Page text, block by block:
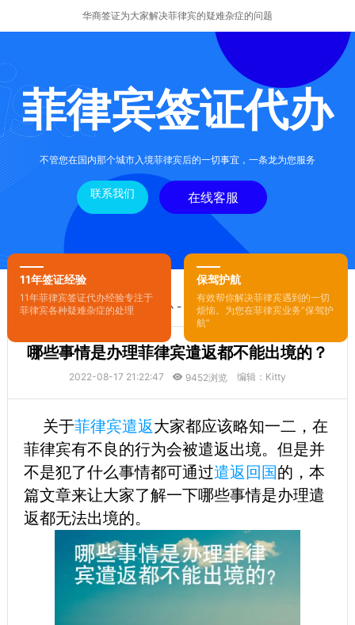
华商签证为大家解决菲律宾的疑难杂症的问题
菲律宾签证代办
不管您在国内那个城市入境菲律宾后的一切事宜，一条龙为您服务
联系我们 在线客服
11年签证经验
11年菲律宾签证代办经验专注于
菲律宾各种疑难杂症的处理
保驾护航
有效帮你解决菲律宾遇到的一切
烦恼。为您在菲律宾业务“保驾护
航”
您的位置：首页-菲律宾签证代办- 正文
哪些事情是办理菲律宾遣返都不能出境的？
2022-08-17 21:22:47 9452浏览 编辑：Kitty
关于菲律宾遣返大家都应该略知一二，在
菲律宾有不良的行为会被遣返出境。但是并
不是犯了什么事情都可通过遣返回国的，本
篇文章来让大家了解一下哪些事情是办理遣
返都无法出境的。